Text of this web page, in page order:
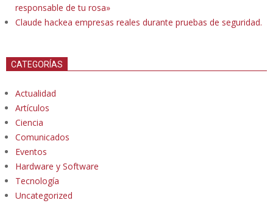
responsable de tu rosa»
Claude hackea empresas reales durante pruebas de seguridad.
CATEGORÍAS
Actualidad
Artículos
Ciencia
Comunicados
Eventos
Hardware y Software
Tecnología
Uncategorized